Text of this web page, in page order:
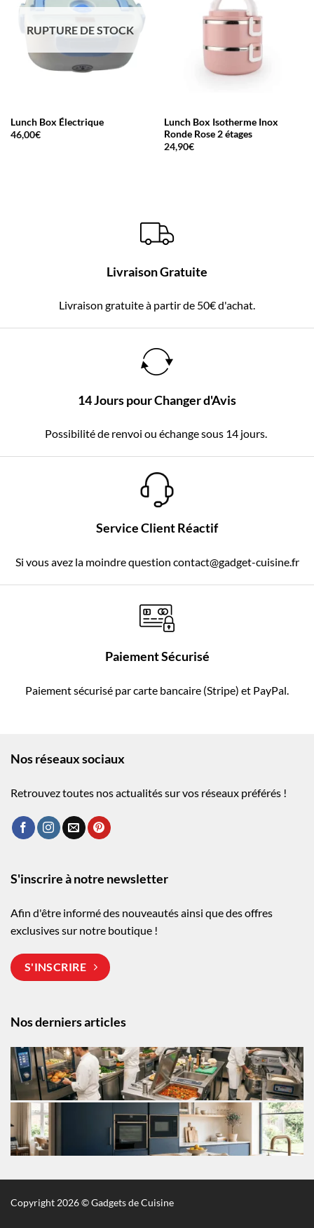
RUPTURE DE STOCK
Lunch Box Électrique
46,00€
Lunch Box Isotherme Inox
Ronde Rose 2 étages
24,90€
Livraison Gratuite
Livraison gratuite à partir de 50€ d'achat.
14 Jours pour Changer d'Avis
Possibilité de renvoi ou échange sous 14 jours.
Service Client Réactif
Si vous avez la moindre question contact@gadget-cuisine.fr
Paiement Sécurisé
Paiement sécurisé par carte bancaire (Stripe) et PayPal.
Nos réseaux sociaux
Retrouvez toutes nos actualités sur vos réseaux préférés !
Nos derniers articles
S'inscrire à notre newsletter
Afin d'être informé des nouveautés ainsi que des offres
exclusives sur notre boutique !
S'INSCRIRE
Copyright 2026 © Gadgets de Cuisine